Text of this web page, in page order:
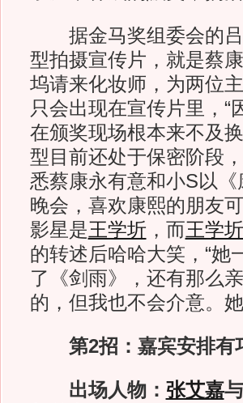
据金马奖组委会的吕
型拍摄宣传片，就是蔡
坞请来化妆师，为两位
只会出现在宣传片里，
在颁奖现场根本来不及
型目前还处于保密阶段
悉蔡康永有意和小S以
晚会，喜欢康熙的朋友
影星是王学圻 ，而王学圻
的转述后哈哈大笑，“她
了《剑雨》，还有那么
的，但我也不会介意。
第2招：嘉宾安排有
出场人物： 张艾嘉与